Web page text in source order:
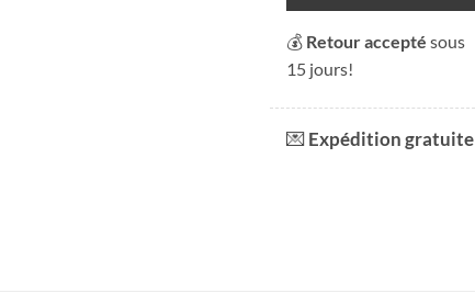
💰 Retour accepté sous
15 jours!
💌Expédition gratuite